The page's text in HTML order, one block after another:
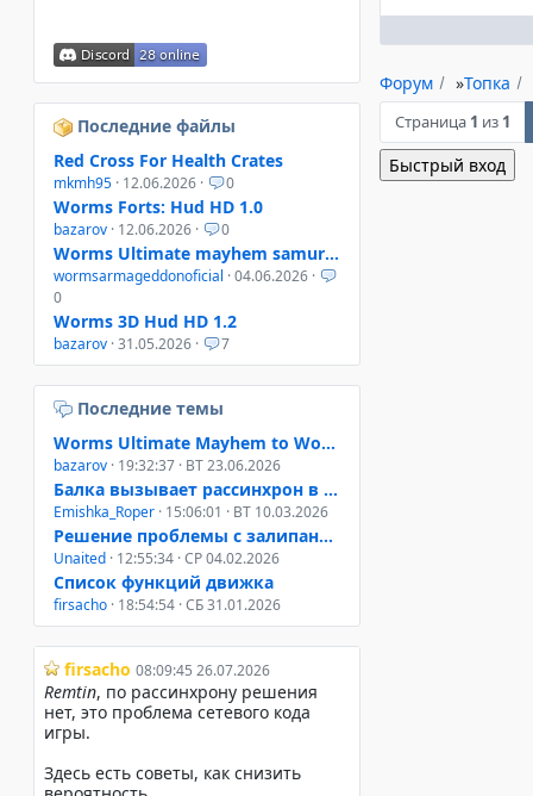
Форум »Топка
Страница 1 из 1
Последние файлы
Red Cross For Health Crates
mkmh95 · 12.06.2026 · 0
Worms Forts: Hud HD 1.0
bazarov · 12.06.2026 · 0
Worms Ultimate mayhem samurai helmet
wormsarmageddonoficial · 04.06.2026 ·
0
Worms 3D Hud HD 1.2
bazarov · 31.05.2026 · 7
Последние темы
Worms Ultimate Mayhem to Worms 4 Mayhem
bazarov · 19:32:37 · ВТ 23.06.2026
Балка вызывает рассинхрон в онлайне W3D, W4M, WUM
Emishka_Roper · 15:06:01 · ВТ 10.03.2026
Решение проблемы с залипанием клавиш при свернутом окне
Unaited · 12:55:34 · СР 04.02.2026
Список функций движка
firsacho · 18:54:54 · СБ 31.01.2026